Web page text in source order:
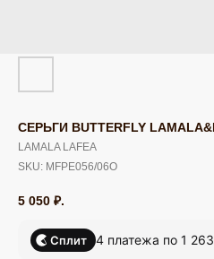
СЕРЬГИ BUTTERFLY
LAMALA LAFEA
SKU: MFPE056/06O
5 050 ₽.
Сплит 4 платежа по 1